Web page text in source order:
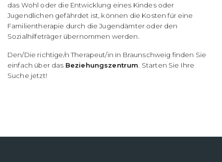
das Wohl oder die Entwicklung eines Kindes oder
Jugendlichen gefährdet ist, können die Kosten für eine
Familientherapie durch die Jugendämter oder den
Sozialhilfeträger übernommen werden.
Den/Die richtige/n Therapeut/in in Braunschweig finden Sie
einfach über das Beziehungszentrum . Starten Sie Ihre
Suche jetzt!